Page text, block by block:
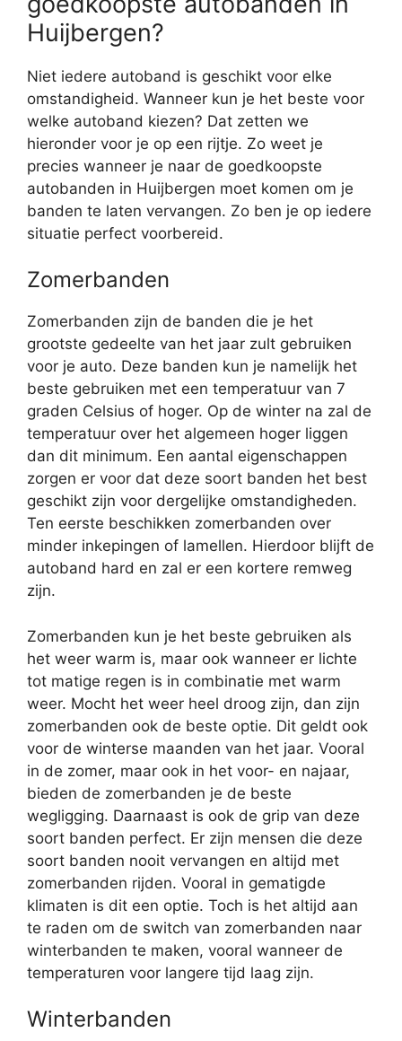
Huijbergen?
Niet iedere autoband is geschikt voor elke
omstandigheid. Wanneer kun je het beste voor
welke autoband kiezen? Dat zetten we
hieronder voor je op een rijtje. Zo weet je
precies wanneer je naar de goedkoopste
autobanden in Huijbergen moet komen om je
banden te laten vervangen. Zo ben je op iedere
situatie perfect voorbereid.
Zomerbanden
Zomerbanden zijn de banden die je het
grootste gedeelte van het jaar zult gebruiken
voor je auto. Deze banden kun je namelijk het
beste gebruiken met een temperatuur van 7
graden Celsius of hoger. Op de winter na zal de
temperatuur over het algemeen hoger liggen
dan dit minimum. Een aantal eigenschappen
zorgen er voor dat deze soort banden het best
geschikt zijn voor dergelijke omstandigheden.
Ten eerste beschikken zomerbanden over
minder inkepingen of lamellen. Hierdoor blijft de
autoband hard en zal er een kortere remweg
zijn.
Zomerbanden kun je het beste gebruiken als
het weer warm is, maar ook wanneer er lichte
tot matige regen is in combinatie met warm
weer. Mocht het weer heel droog zijn, dan zijn
zomerbanden ook de beste optie. Dit geldt ook
voor de winterse maanden van het jaar. Vooral
in de zomer, maar ook in het voor- en najaar,
bieden de zomerbanden je de beste
wegligging. Daarnaast is ook de grip van deze
soort banden perfect. Er zijn mensen die deze
soort banden nooit vervangen en altijd met
zomerbanden rijden. Vooral in gematigde
klimaten is dit een optie. Toch is het altijd aan
te raden om de switch van zomerbanden naar
winterbanden te maken, vooral wanneer de
temperaturen voor langere tijd laag zijn.
Winterbanden